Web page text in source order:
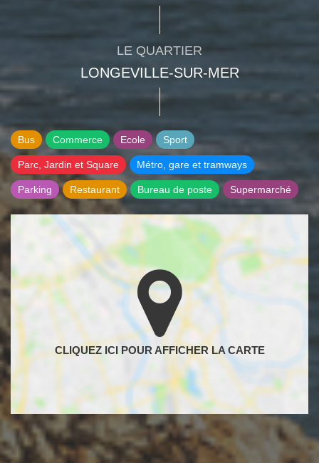
LE QUARTIER
LONGEVILLE-SUR-MER
Bus Commerce Ecole Sport
Parc, Jardin et Square Métro, gare et tramways
Parking Restaurant Bureau de poste Supermarché